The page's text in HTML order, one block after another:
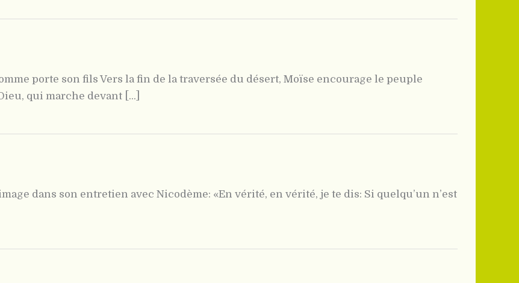
porte son fils Vers la fin de la traversée du désert, Moïse encourage le peuple
qui marche devant [...]
dans son entretien avec Nicodème: «En vérité, en vérité, je te dis: Si quelqu’un n’est